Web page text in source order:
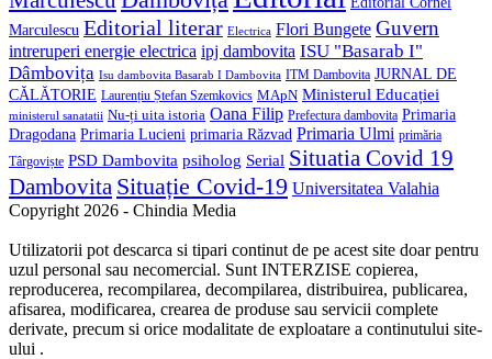
Marculescu Editorial literar Electrica Flori Bungete Guvern
intreruperi energie electrica ipj dambovita ISU "Basarab I"
Dâmbovița Isu dambovita Basarab I Dambovita ITM Dambovita JURNAL DE
CĂLĂTORIE Laurențiu Ștefan Szemkovics MApN Ministerul Educației
ministerul sanatatii Nu-ți uita istoria Oana Filip Prefectura dambovita Primaria
Dragodana Primaria Lucieni primaria Răzvad Primaria Ulmi primăria
Târgoviște PSD Dambovita psiholog Serial Situatia Covid 19
Dambovita Situație Covid-19 Universitatea Valahia
Copyright 2026 - Chindia Media
Utilizatorii pot descarca si tipari continut de pe acest site doar pentru
uzul personal sau necomercial. Sunt INTERZISE copierea,
reproducerea, recompilarea, decompilarea, distribuirea, publicarea,
afisarea, modificarea, crearea de produse sau servicii complete
derivate, precum si orice modalitate de exploatare a continutului site-
ului .